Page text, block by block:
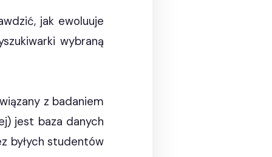
jak ewoluuje
wybraną
z badaniem
jest baza danych
byłych studentów